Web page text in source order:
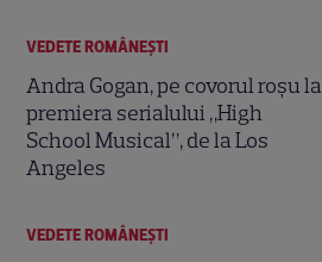
VEDETE ROMÂNEŞTI
Andra Gogan, pe covorul roșu la
premiera serialului „High
School Musical”, de la Los
Angeles
VEDETE ROMÂNEŞTI